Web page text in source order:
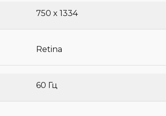
750 x 1334
Retina
60 Гц